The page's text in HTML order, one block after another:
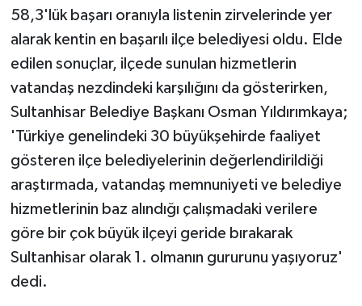
58,3'lük başarı oranıyla listenin zirvelerinde yer
alarak kentin en başarılı ilçe belediyesi oldu. Elde
edilen sonuçlar, ilçede sunulan hizmetlerin
vatandaş nezdindeki karşılığını da gösterirken,
Sultanhisar Belediye Başkanı Osman Yıldırımkaya;
'Türkiye genelindeki 30 büyükşehirde faaliyet
gösteren ilçe belediyelerinin değerlendirildiği
araştırmada, vatandaş memnuniyeti ve belediye
hizmetlerinin baz alındığı çalışmadaki verilere
göre bir çok büyük ilçeyi geride bırakarak
Sultanhisar olarak 1. olmanın gururunu yaşıyoruz'
dedi.